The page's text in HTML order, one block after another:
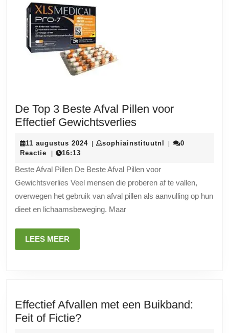
De Top 3 Beste Afval Pillen voor
Effectief GewichtsverliesDe
3
Afval
Pillen
voor
11 augustus 202411| sophiainstituutnl sophiainstituutnl
|
0
Reactie
| 16:13
Beste Afval Pillen De Beste Afval Pillen voor
Gewichtsverlies Veel mensen die proberen af te vallen,
overwegen het gebruik van afval pillen als aanvulling op hun
dieet en lichaamsbeweging. Maar
LEES MEER
MEER
Effectief Afvallen met een Buikband:
Feit of Fictie?Effectief